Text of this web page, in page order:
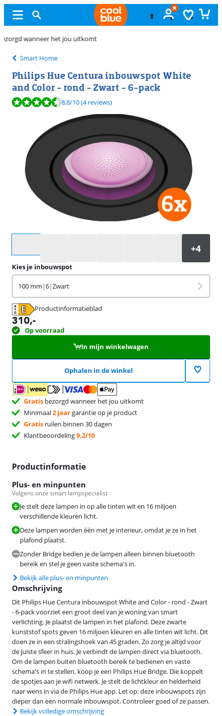
Smart Home
Philips Hue Centura inbouwspot White
and Color - rond - Zwart - 6-pack
Beoordeling is 8,8 van de 10, gebaseerd op 4 reviews.
8,8/10(4 reviews)
Kies je inbouwspot
100 mm |6|Zwart
Productinformatieblad
opent in nieuw tabblad
310,-
Op voorraad
In mijn winkelwagen
Ophalen in de winkel
Gratis bezorgd wanneer het jou uitkomt
Minimaal2 jaargarantie op je product
Gratis ruilen binnen 30 dagen
Klantbeoordeling9,2/10
Productinformatie
Plus- en minpunten
Volgens onze smart lampspecialist
Je stelt deze lampen in op alle tinten wit en 16 miljoen
verschillende kleuren licht.
Deze lampen worden één met je interieur, omdat je ze in het
plafond plaatst.
Zonder Bridge bedien je de lampen alleen binnen bluetooth
bereik en stel je geen vaste schema's in.
Bekijk alle plus- en minpunten
Omschrijving
Dit Philips Hue Centura inbouwspot White and Color - rond - Zwart
- 6-pack voorziet een groot deel van je woning van smart
verlichting. Je plaatst de lampen in het plafond. Deze zwarte
kunststof spots geven 16 miljoen kleuren en alle tinten wit licht. Dit
doen ze in een stralingshoek van 45 graden. Zo zorg je altijd voor
de juiste sfeer in huis. Je verbindt de lampen direct via bluetooth.
Om de lampen buiten bluetooth bereik te bedienen en vaste
schema's in te stellen, koop je een Philips Hue Bridge. Die koppelt
de spotjes aan je wifi netwerk. Je stelt de lichtkleur en helderheid
naar wens in via de Philips Hue app. Let op: deze inbouwspots zijn
dieper dan een normale inbouwspot. Controleer goed of ze passen.
Bekijk volledige omschrijving